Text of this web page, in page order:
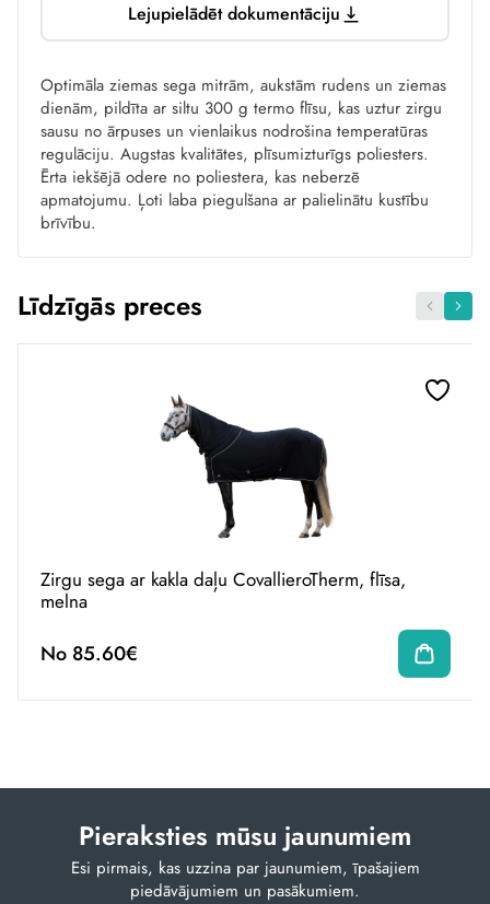
Optimāla ziemas sega mitrām, aukstām rudens un ziemas
dienām, pildīta ar siltu 300 g termo flīsu, kas uztur zirgu
sausu no ārpuses un vienlaikus nodrošina temperatūras
regulāciju. Augstas kvalitātes, plīsumizturīgs poliesters.
Ērta iekšējā odere no poliestera, kas neberzē
apmatojumu. Ļoti laba piegulšana ar palielinātu kustību
brīvību.
Lejupielādēt dokumentāciju
Līdzīgās preces
Zirgu sega ar kakla daļu CovallieroTherm, flīsa,
melna
No 85.60€
Pieraksties mūsu jaunumiem
Esi pirmais, kas uzzina par jaunumiem, īpašajiem
piedāvājumiem un pasākumiem.